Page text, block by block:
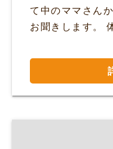
て中のママさん
お聞きします。